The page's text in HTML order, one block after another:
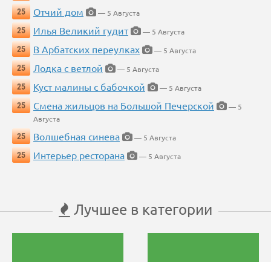
25
Отчий дом
— 5 Августа
25
Илья Великий гудит
— 5 Августа
25
В Арбатских переулках
— 5 Августа
25
Лодка с ветлой
— 5 Августа
25
Куст малины с бабочкой
— 5 Августа
25
Смена жильцов на Большой Печерской
— 5
Августа
25
Волшебная синева
— 5 Августа
25
Интерьер ресторана — 5 Августа
Лучшее в категории